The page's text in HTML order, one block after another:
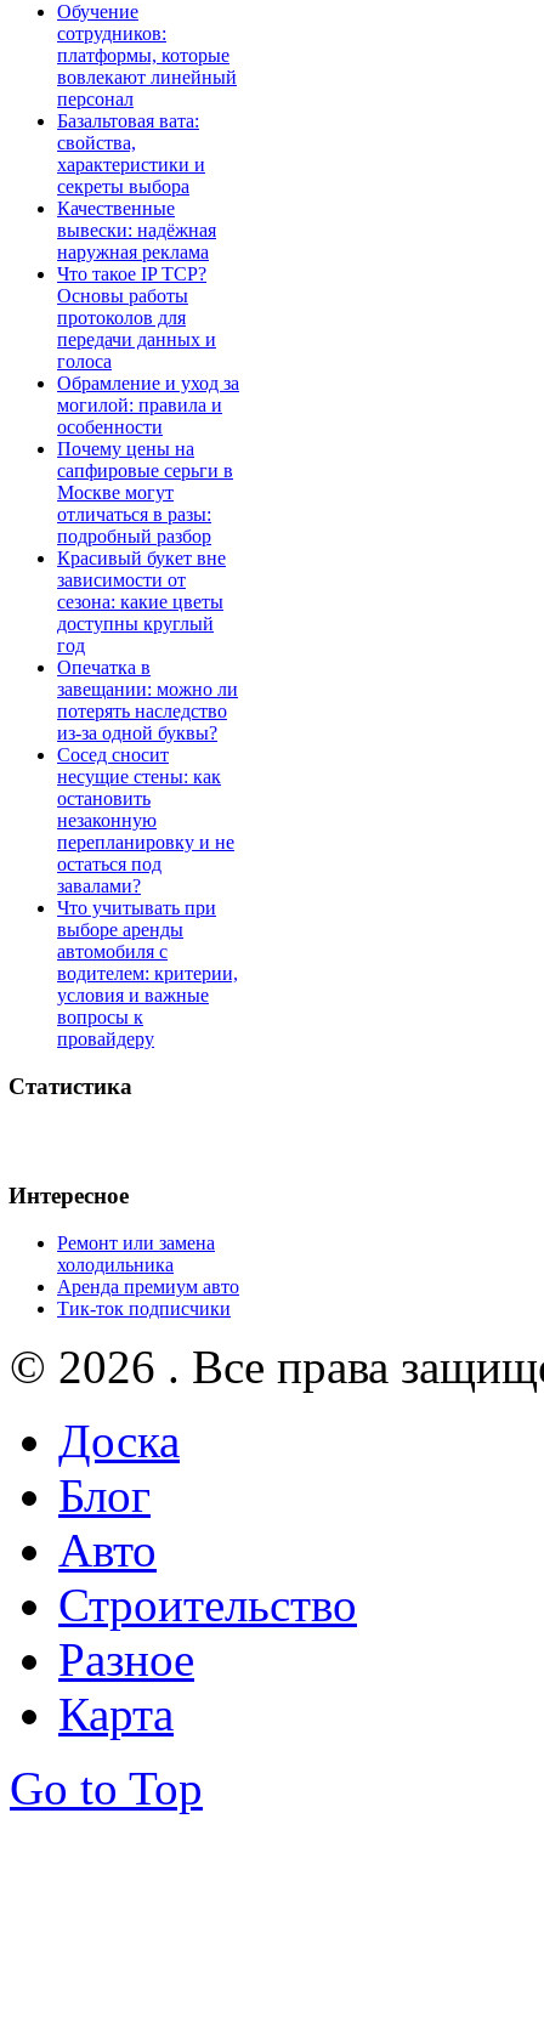
Обучение
сотрудников:
платформы, которые
вовлекают линейный
персонал
Базальтовая вата:
свойства,
характеристики и
секреты выбора
Качественные
вывески: надёжная
наружная реклама
Что такое IP TCP?
Основы работы
протоколов для
передачи данных и
голоса
Обрамление и уход за
могилой: правила и
особенности
Почему цены на
сапфировые серьги в
Москве могут
отличаться в разы:
подробный разбор
Красивый букет вне
зависимости от
сезона: какие цветы
доступны круглый
год
Опечатка в
завещании: можно ли
потерять наследство
из-за одной буквы?
Сосед сносит
несущие стены: как
остановить
незаконную
перепланировку и не
остаться под
завалами?
Что учитывать при
выборе аренды
автомобиля с
водителем: критерии,
условия и важные
вопросы к
провайдеру
Статистика
Интересное
Ремонт или замена
холодильника
Аренда премиум авто
Тик-ток подписчики
© 2026 . Все права
Доска
Блог
Авто
Строительство
Разное
Карта
Go to Top